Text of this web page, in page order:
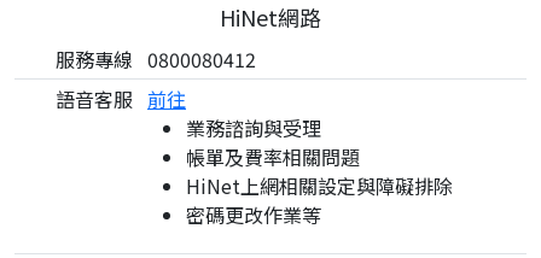
HiNet網路
服務專線 0800080412
語音客服 前往
業務諮詢與受理
帳單及費率相關問題
HiNet上網相關設定與障礙排除
密碼更改作業等